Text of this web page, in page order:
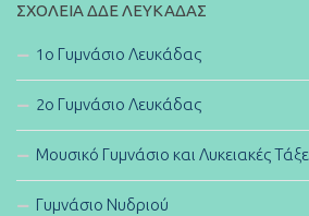
ΣΧΟΛΕΊΑ ΔΔΕ ΛΕΥΚΆΔΑΣ
1ο Γυμνάσιο Λευκάδας
2ο Γυμνάσιο Λευκάδας
Μουσικό Γυμνάσιο και Λυκειακές
Γυμνάσιο Νυδριού